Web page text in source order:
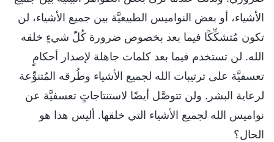
الأشياء، أو بعض النواميس الطبيعيَّة بين جميع الأشياء، لن
تكون مُتشكِّكًا فيما بعد بخصوص ضرورة كُلّ شيءٍ خلقه
الله. لن تستخدم فيما بعد كلمات جاهلة لإصدار أحكامٍ
تعسفيَّة على ترتيبات الله لجميع الأشياء وطُرقه المُتنوِّعة
لرعاية البشر. ولن تتوصَّل أيضًا لاستنتاجاتٍ تعسفيَّة عن
نواميس الله لجميع الأشياء التي خلقها. أليس هذا هو
الحال؟